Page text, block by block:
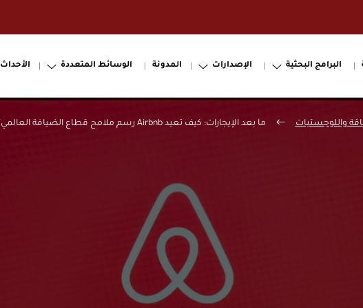
البرامج البحثية الإصدارات المدونة الوسائط المتعددة الأحداث
واللوجستيات ما بعد الإيجارات: كيف تعيد Airbnb رسم ملامح قطاع الضيافة العالمي؟